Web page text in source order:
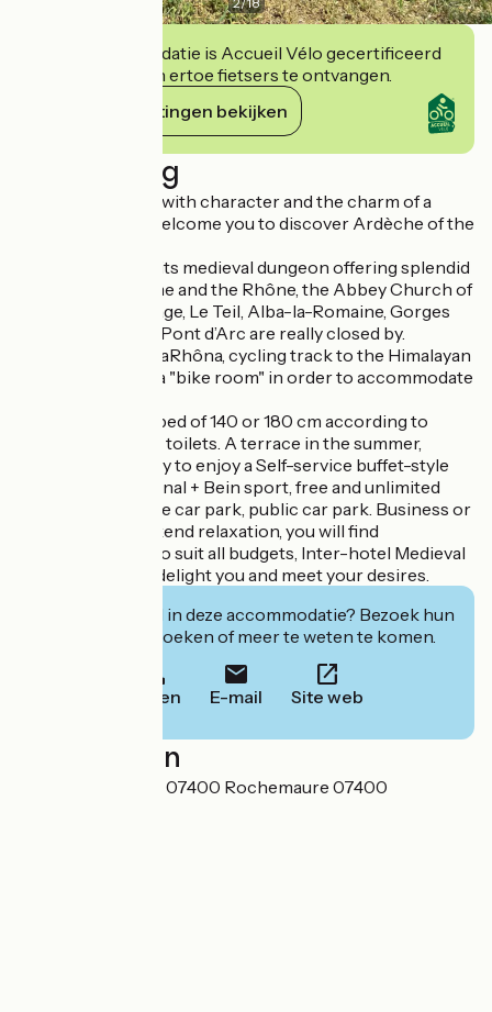
Deze accommodatie is Accueil Vélo gecertificeerd
en verbindt zich ertoe fietsers te ontvangen.
Haar verplichtingen bekijken
Beschrijving
A beautiful house with character and the charm of a
guest house, we welcome you to discover Ardèche of the
Rochemaure and its medieval dungeon offering splendid
views of the Drôme and the Rhône, the Abbey Church of
Cruas and the village, Le Teil, Alba-la-Romaine, Gorges
and the cavern of Pont d’Arc are really closed by.
Located on the ViaRhôna, cycling track to the Himalayan
gateway, we have a "bike room" in order to accommodate
Spacious rooms, bed of 140 or 180 cm according to
category, bathtub, toilets. A terrace in the summer,
dining room Lobby to enjoy a Self-service buffet-style
breakfasts. TV: Canal + Bein sport, free and unlimited
WIFI acces. Private car park, public car park. Business or
family travel, weekend relaxation, you will find
accommodation to suit all budgets, Inter-hotel Medieval
Rochemaure will delight you and meet your desires.
Geïnteresseerd in deze accommodatie? Bezoek hun
website om te boeken of meer te weten te komen.
Bellen E-mail Site web
Localisation
11 Avenue du Teil - 07400 Rochemaure 07400